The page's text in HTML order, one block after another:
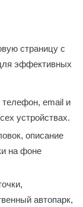
страницу с
эффективных
email и
устройствах.
описание
на фоне
автопарк,